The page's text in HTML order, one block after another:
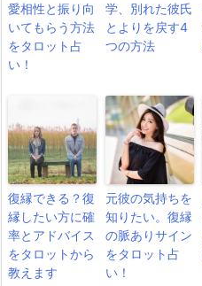
愛相性と振り向
いてもらう方法
をタロット占
い！
学、別れた彼氏
とよりを戻す4
つの方法
復縁できる？復
縁したい方に確
率とアドバイス
をタロットから
教えます
元彼の気持ちを
知りたい。復縁
の脈ありサイン
をタロット占
い！